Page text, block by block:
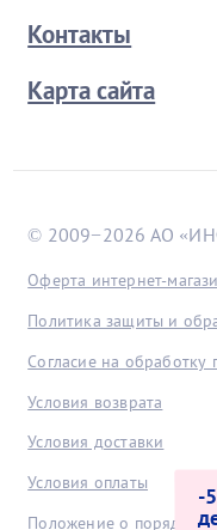
Контакты
Карта сайта
© 2009−2026 АО
Оферта интернет-
Политика защиты и
Согласие на
Условия возврата
Условия доставки
Условия оплаты
Положение о порядке
-